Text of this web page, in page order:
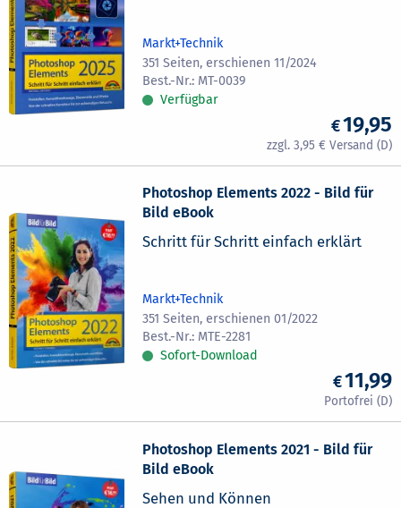
Markt+Technik
351 Seiten, erschienen 11/2024
MT-0039
Verfügbar
19,95
3,95
Photoshop Elements 2022 - Bild für
Bild eBook
Schritt für Schritt einfach erklärt
Markt+Technik
351 Seiten, erschienen 01/2022
MTE-2281
Sofort-Download
11,99
Photoshop Elements 2021 - Bild für
Bild eBook
Sehen und Können